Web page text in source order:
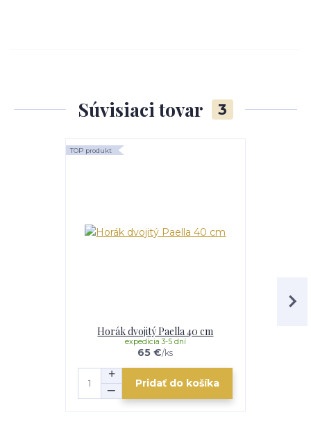
Súvisiaci tovar 3
TOP produkt
Horák dvojitý Paella 40 cm
65 €/ks
expedícia 3-5 dní
Pridať do košíka